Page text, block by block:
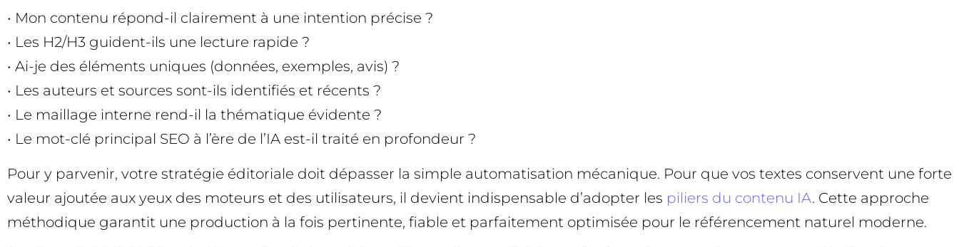
• Mon contenu répond-il clairement à une intention précise ?
• Les H2/H3 guident-ils une lecture rapide ?
• Ai-je des éléments uniques (données, exemples, avis) ?
• Les auteurs et sources sont-ils identifiés et récents ?
• Le maillage interne rend-il la thématique évidente ?
• Le mot-clé principal SEO à l’ère de l’IA est-il traité en profondeur ?
Pour y parvenir, votre stratégie éditoriale doit dépasser la simple automatisation mécanique. Pour que vos textes conservent une forte
valeur ajoutée aux yeux des moteurs et des utilisateurs, il devient indispensable d’adopter les piliers du contenu IA. Cette approche
méthodique garantit une production à la fois pertinente, fiable et parfaitement optimisée pour le référencement naturel moderne.